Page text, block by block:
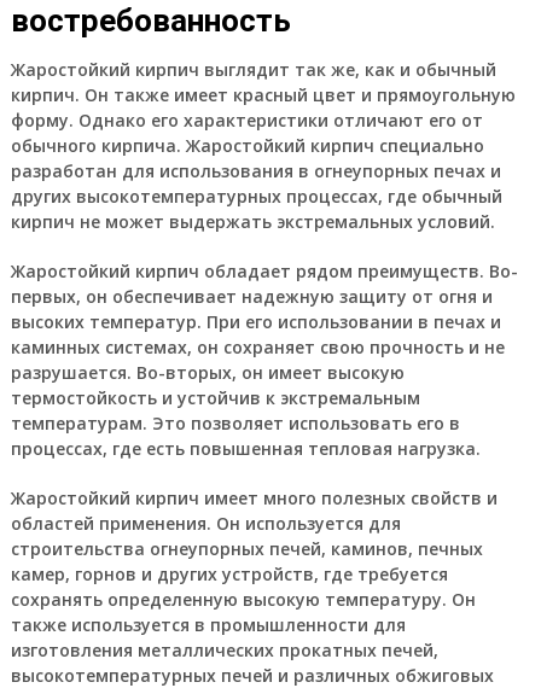
востребованность
Жаростойкий кирпич выглядит так же, как и обычный
кирпич. Он также имеет красный цвет и прямоугольную
форму. Однако его характеристики отличают его от
обычного кирпича. Жаростойкий кирпич специально
разработан для использования в огнеупорных печах и
других высокотемпературных процессах, где обычный
кирпич не может выдержать экстремальных условий.
Жаростойкий кирпич обладает рядом преимуществ. Во-
первых, он обеспечивает надежную защиту от огня и
высоких температур. При его использовании в печах и
каминных системах, он сохраняет свою прочность и не
разрушается. Во-вторых, он имеет высокую
термостойкость и устойчив к экстремальным
температурам. Это позволяет использовать его в
процессах, где есть повышенная тепловая нагрузка.
Жаростойкий кирпич имеет много полезных свойств и
областей применения. Он используется для
строительства огнеупорных печей, каминов, печных
камер, горнов и других устройств, где требуется
сохранять определенную высокую температуру. Он
также используется в промышленности для
изготовления металлических прокатных печей,
высокотемпературных печей и различных обжиговых